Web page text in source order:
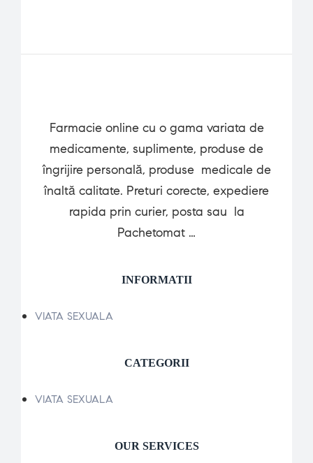
Farmacie online cu o gama variata de
medicamente, suplimente, produse de
îngrijire personală, produse medicale de
înaltă calitate. Preturi corecte, expediere
rapida prin curier, posta sau la
Pachetomat …
INFORMATII
VIATA SEXUALA
CATEGORII
VIATA SEXUALA
OUR SERVICES